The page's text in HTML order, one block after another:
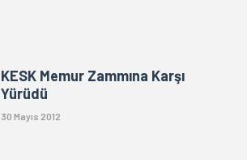
KESK Memur Zammına Karşı
Yürüdü
30 Mayıs 2012